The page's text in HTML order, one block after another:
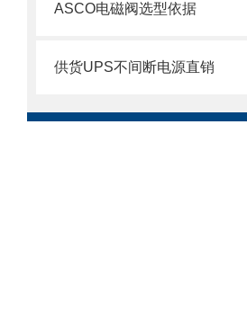
ASCO电磁阀选型依据
供货UPS不间断电源直销